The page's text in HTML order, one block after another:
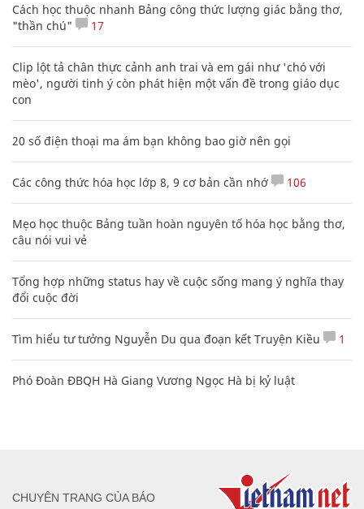
Cách học thuộc nhanh Bảng công thức lượng giác bằng thơ,
"thần chú"
17
Clip lột tả chân thực cảnh anh trai và em gái như 'chó với
mèo', người tinh ý còn phát hiện một vấn đề trong giáo dục
con
20 số điện thoại ma ám bạn không bao giờ nên gọi
Các công thức hóa học lớp 8, 9 cơ bản cần nhớ 106
Mẹo học thuộc Bảng tuần hoàn nguyên tố hóa học bằng thơ,
câu nói vui vẻ
Tổng hợp những status hay về cuộc sống mang ý nghĩa thay
đổi cuộc đời
Tìm hiểu tư tưởng Nguyễn Du qua đoạn kết Truyện Kiều 1
Phó Đoàn ĐBQH Hà Giang Vương Ngọc Hà bị kỷ luật
CHUYÊN TRANG CỦA BÁO